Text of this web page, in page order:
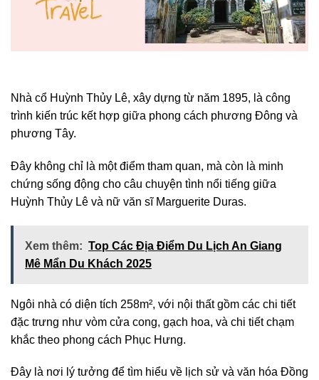
Nhà cổ Huỳnh Thủy Lê, xây dựng từ năm 1895, là công
trình kiến trúc kết hợp giữa phong cách phương Đông và
phương Tây.
Đây không chỉ là một điểm tham quan, mà còn là minh
chứng sống động cho câu chuyện tình nổi tiếng giữa
Huỳnh Thủy Lê và nữ văn sĩ Marguerite Duras.
Xem thêm: Top Các Địa Điểm Du Lịch An Giang
Mê Mẩn Du Khách 2025
Ngôi nhà có diện tích 258m², với nội thất gồm các chi tiết
đặc trưng như vòm cửa cong, gạch hoa, và chi tiết chạm
khắc theo phong cách Phục Hưng.
Đây là nơi lý tưởng để tìm hiểu về lịch sử và văn hóa Đồng